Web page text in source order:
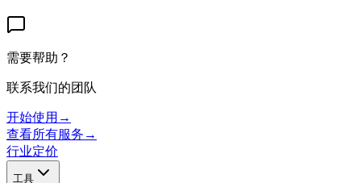
需要帮助？
联系我们的团队
开始使用 →
查看所有服务 →
行业定价
工具